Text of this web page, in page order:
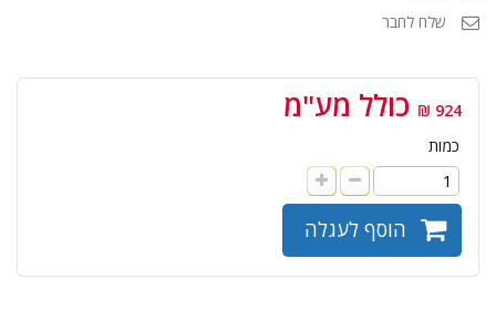
שלח לחבר
924 ₪ כולל מע"מ
כמות
הוסף לעגלה